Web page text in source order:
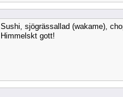
Sushi, sjögrässallad (wakame),
Himmelskt gott!